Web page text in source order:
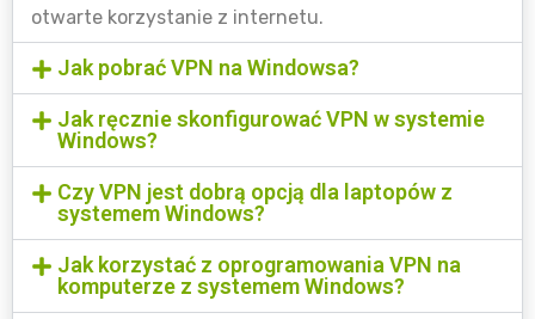
otwarte korzystanie z internetu.
Jak pobrać VPN na Windowsa?
Jak ręcznie skonfigurować VPN w systemie
Windows?
Czy VPN jest dobrą opcją dla laptopów z
systemem Windows?
Jak korzystać z oprogramowania VPN na
komputerze z systemem Windows?